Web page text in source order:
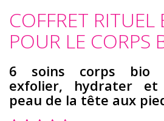
COFFRET RITUEL
POUR LE CORPS
6 soins corps bio
exfolier, hydrater
peau de la tête aux